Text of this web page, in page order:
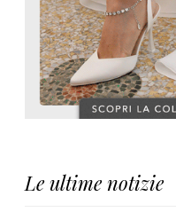
Le ultime notizie